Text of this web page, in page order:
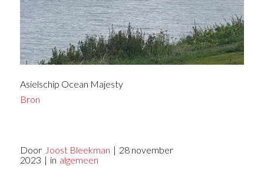
Asielschip Ocean Majesty
Bron
Door Joost Bleekman | 28 november
2023 | in algemeen